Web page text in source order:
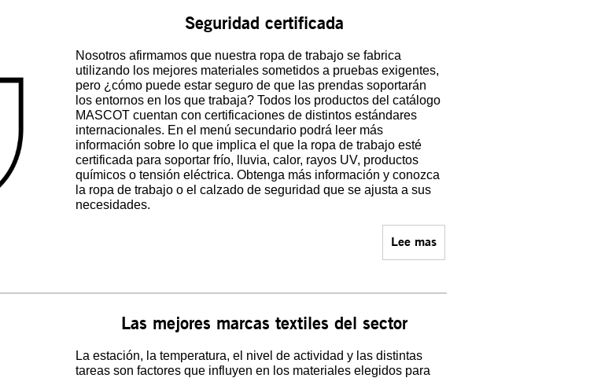
Seguridad certificada
Nosotros afirmamos que nuestra ropa de trabajo se fabrica
utilizando los mejores materiales sometidos a pruebas exigentes,
pero ¿cómo puede estar seguro de que las prendas soportarán
los entornos en los que trabaja? Todos los productos del catálogo
MASCOT cuentan con certificaciones de distintos estándares
internacionales. En el menú secundario podrá leer más
información sobre lo que implica el que la ropa de trabajo esté
certificada para soportar frío, lluvia, calor, rayos UV, productos
químicos o tensión eléctrica. Obtenga más información y conozca
la ropa de trabajo o el calzado de seguridad que se ajusta a sus
necesidades.
Lee mas
Las mejores marcas textiles del sector
La estación, la temperatura, el nivel de actividad y las distintas
tareas son factores que influyen en los materiales elegidos para